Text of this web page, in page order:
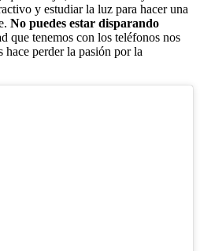
y estudiar la luz para hacer una
No puedes estar disparando
que tenemos con los teléfonos nos
hace perder la pasión por la